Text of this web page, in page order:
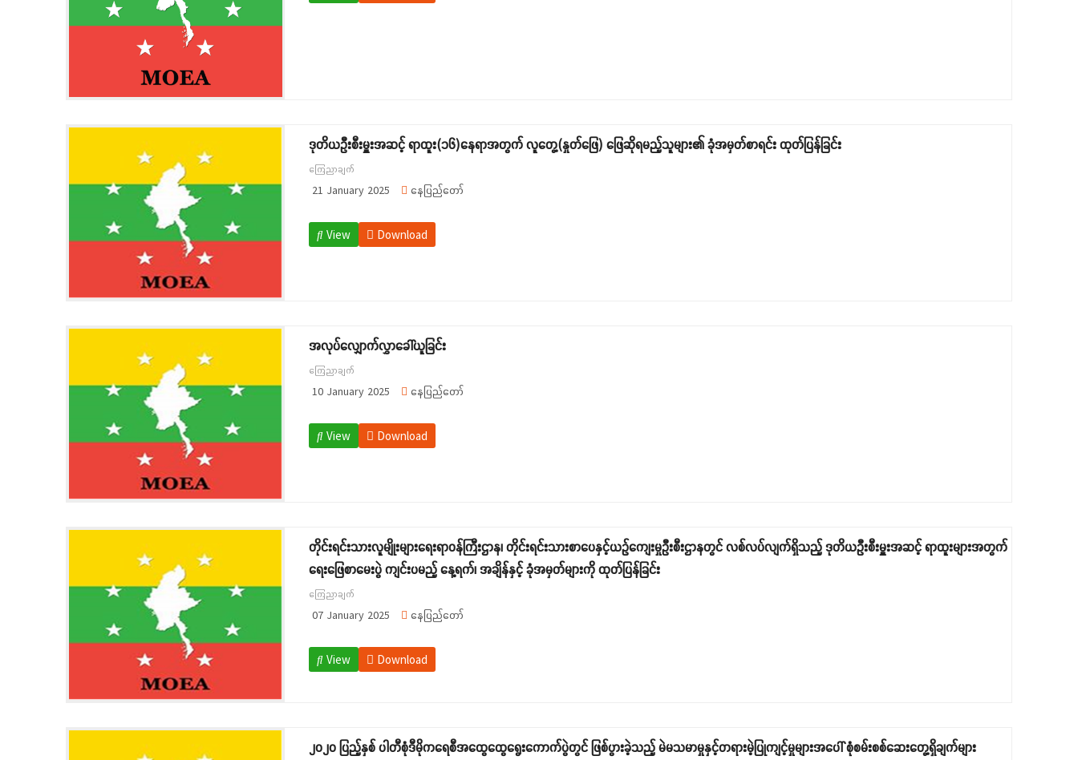
ဒုတိယဦးစီးမှူးအဆင့် ရာထူး(၁၆)နေရာအတွက် လူတွေ့(နှုတ်ဖြေ) ဖြေဆိုရမည့်သူများ၏ ခုံအမှတ်စာရင်း ထုတ်ပြန်ခြင်း
ကြေညာချက်
21 January 2025 နေပြည်တော်
View Download
အလုပ်လျှောက်လွှာခေါ်ယူခြင်း
ကြေညာချက်
10 January 2025 နေပြည်တော်
View Download
တိုင်းရင်းသားလူမျိုးများရေးရာဝန်ကြီးဌာန၊ တိုင်းရင်းသားစာပေနှင့်ယဉ်ကျေးမှုဦးစီးဌာနတွင် လစ်လပ်လျက်ရှိသည့် ဒုတိယဦးစီးမှူးအဆင့် ရာထူးများအတွက်
ရေးဖြေစာမေးပွဲ ကျင်းပမည့် နေ့ရက်၊ အချိန်နှင့် ခုံအမှတ်များကို ထုတ်ပြန်ခြင်း
ကြေညာချက်
07 January 2025 နေပြည်တော်
View Download
၂၀၂၀ ပြည့်နှစ် ပါတီစုံဒီမိုကရေစီအထွေထွေရွေးကောက်ပွဲတွင် ဖြစ်ပွားခဲ့သည့် မဲမသမာမှုနှင့်တရားမဲ့ပြုကျင့်မှုများအပေါ် စုံစမ်းစစ်ဆေးတွေ့ရှိချက်များ